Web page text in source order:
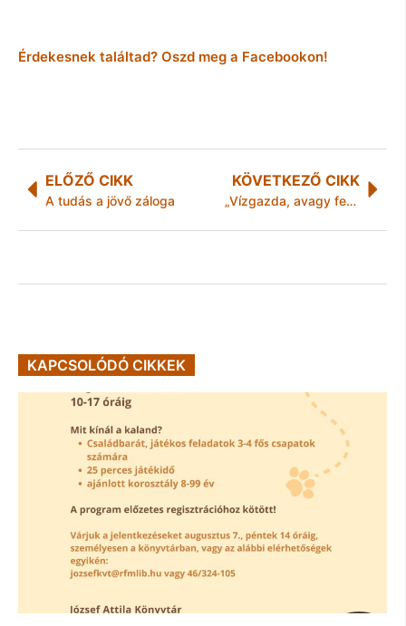
Érdekesnek találtad? Oszd meg a Facebookon!
ELŐZŐ CIKK
A tudás a jövő záloga
KÖVETKEZŐ CIKK
„Vízgazda, avagy fenntartható vízgazdálkodás a településen és a háztartásban“
KAPCSOLÓDÓ CIKKEK